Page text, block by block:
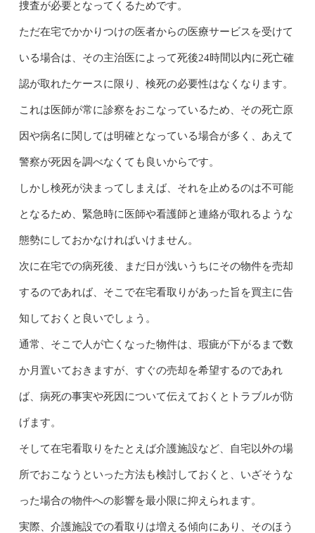
捜査が必要となってくるためです。
ただ在宅でかかりつけの医者からの医療サービスを受けて
いる場合は、その主治医によって死後24時間以内に死亡確
認が取れたケースに限り、検死の必要性はなくなります。
これは医師が常に診察をおこなっているため、その死亡原
因や病名に関しては明確となっている場合が多く、あえて
警察が死因を調べなくても良いからです。
しかし検死が決まってしまえば、それを止めるのは不可能
となるため、緊急時に医師や看護師と連絡が取れるような
態勢にしておかなければいけません。
次に在宅での病死後、まだ日が浅いうちにその物件を売却
するのであれば、そこで在宅看取りがあった旨を買主に告
知しておくと良いでしょう。
通常、そこで人が亡くなった物件は、瑕疵が下がるまで数
か月置いておきますが、すぐの売却を希望するのであれ
ば、病死の事実や死因について伝えておくとトラブルが防
げます。
そして在宅看取りをたとえば介護施設など、自宅以外の場
所でおこなうといった方法も検討しておくと、いざそうな
った場合の物件への影響を最小限に抑えられます。
実際、介護施設での看取りは増える傾向にあり、そのほう